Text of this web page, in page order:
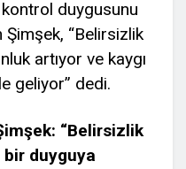
duygusunu
Şimşek, “Belirsizlik
artıyor ve kaygı
geliyor” dedi.
“Belirsizlik
bir duyguya